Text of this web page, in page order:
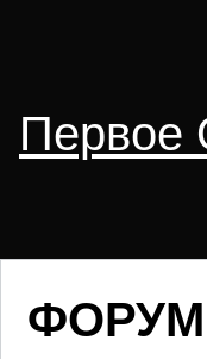
Первое
ФОРУМ